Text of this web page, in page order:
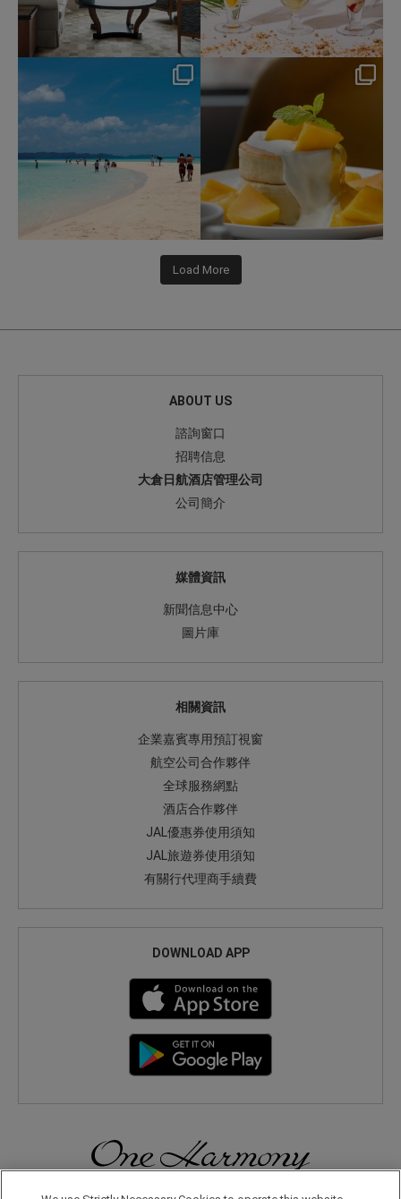
nikko_hotels
177 1
Load More
ABOUT US
諮詢窗口
招聘信息
大倉日航酒店管理公司
公司簡介
媒體資訊
新聞信息中心
圖片庫
相關資訊
企業嘉賓專用預訂視窗
航空公司合作夥伴
全球服務網點
酒店合作夥伴
JAL優惠券使用須知
JAL旅遊券使用須知
有關行代理商手續費
DOWNLOAD APP